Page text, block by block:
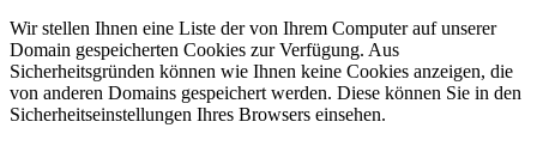
Wir stellen Ihnen eine Liste der von Ihrem Computer auf unserer
Domain gespeicherten Cookies zur Verfügung. Aus
Sicherheitsgründen können wie Ihnen keine Cookies anzeigen, die
von anderen Domains gespeichert werden. Diese können Sie in den
Sicherheitseinstellungen Ihres Browsers einsehen.